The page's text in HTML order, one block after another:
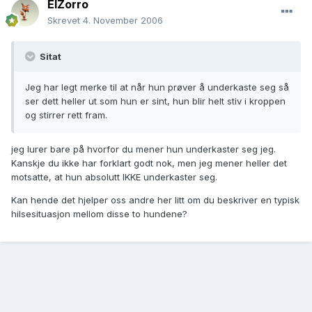
ElZorro
Skrevet 4. November 2006
Sitat
Jeg har legt merke til at når hun prøver å underkaste seg så
ser dett heller ut som hun er sint, hun blir helt stiv i kroppen
og stirrer rett fram.
jeg lurer bare på hvorfor du mener hun underkaster seg jeg.
Kanskje du ikke har forklart godt nok, men jeg mener heller det
motsatte, at hun absolutt IKKE underkaster seg.
Kan hende det hjelper oss andre her litt om du beskriver en typisk
hilsesituasjon mellom disse to hundene?